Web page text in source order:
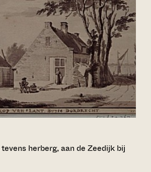
herberg, aan de Zeedijk bij